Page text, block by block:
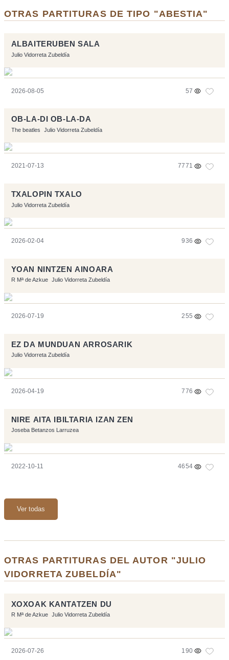
OTRAS PARTITURAS DE TIPO "ABESTIA"
ALBAITERUBEN SALA
Julio Vidorreta Zubeldía
2026-08-05 57
OB-LA-DI OB-LA-DA
The beatles Julio Vidorreta Zubeldía
2021-07-13 7771
TXALOPIN TXALO
Julio Vidorreta Zubeldía
2026-02-04 936
YOAN NINTZEN AINOARA
R Mª de Azkue Julio Vidorreta Zubeldía
2026-07-19 255
EZ DA MUNDUAN ARROSARIK
Julio Vidorreta Zubeldía
2026-04-19 776
NIRE AITA IBILTARIA IZAN ZEN
Joseba Betanzos Larruzea
2022-10-11 4654
Ver todas
OTRAS PARTITURAS DEL AUTOR "JULIO
VIDORRETA ZUBELDÍA"
XOXOAK KANTATZEN DU
R Mª de Azkue Julio Vidorreta Zubeldía
2026-07-26 190